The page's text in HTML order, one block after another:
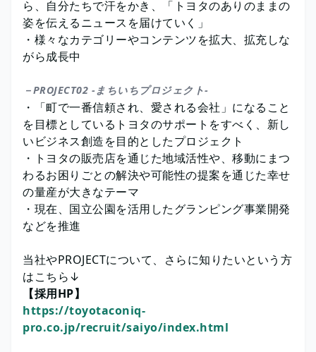
ら、自分たちで汗をかき、「トヨタのありのままの
姿を伝えるニュースを届けていく」
・様々なカテゴリーやコンテンツを拡大、拡充しな
がら成長中
－PROJECT02 -まちいちプロジェクト-
・「町で一番信頼され、愛される会社」になること
を目標としているトヨタのサポートをすべく、新し
いビジネス創造を目的としたプロジェクト
・トヨタの販売店を通じた地域活性や、移動にまつ
わるお困りごとの解決や可能性の提案を通じた幸せ
の量産が大きなテーマ
・現在、国立公園を活用したグランピング事業開発
などを推進
当社やPROJECTについて、さらに知りたいという方
はこちら↓
【採用HP】
https://toyotaconiq-
pro.co.jp/recruit/saiyo/index.html